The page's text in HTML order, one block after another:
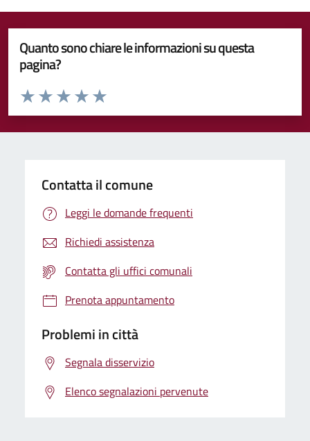
Quanto sono chiare le informazioni su questa
pagina?
Valuta da 1 a 5 stelle la pagina
Valuta 5 stelle su 5
Valuta 4 stelle su 5
Valuta 3 stelle su 5
Valuta 2 stelle su 5
Valuta 1 stelle su 5
Contatta il comune
Leggi le domande frequenti
Richiedi assistenza
Contatta gli uffici comunali
Prenota appuntamento
Problemi in città
Segnala disservizio
Elenco segnalazioni pervenute